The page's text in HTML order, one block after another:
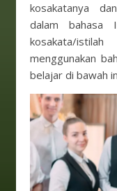
kosakatanya
dalam bahasa
kosakata/
menggunakan
belajar di bawah